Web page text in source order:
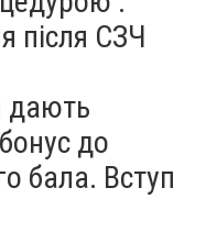
після СЗЧ
дають
до
бала. Вступ